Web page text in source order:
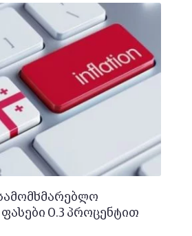
0.3 პროცენტით